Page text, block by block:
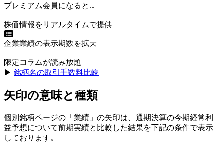
プレミアム会員になると...
株価情報をリアルタイムで提供
企業業績の表示期数を拡大
限定コラムが読み放題
▶︎ 銘柄名の取引手数料比較
矢印の意味と種類
個別銘柄ページの「業績」の矢印は、通期決算の今期経常利
益予想について前期実績と比較した結果を下記の条件で表示
しております。